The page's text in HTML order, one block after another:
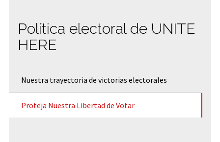
Política electoral de UNITE
HERE
Nuestra trayectoria de victorias electorales
Proteja Nuestra Libertad de Votar